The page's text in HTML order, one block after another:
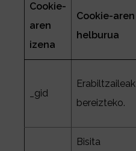
Cookie-
aren
izena
Cookie-aren
helburua
_gid
Erabiltzaileak
bereizteko.
Bisita